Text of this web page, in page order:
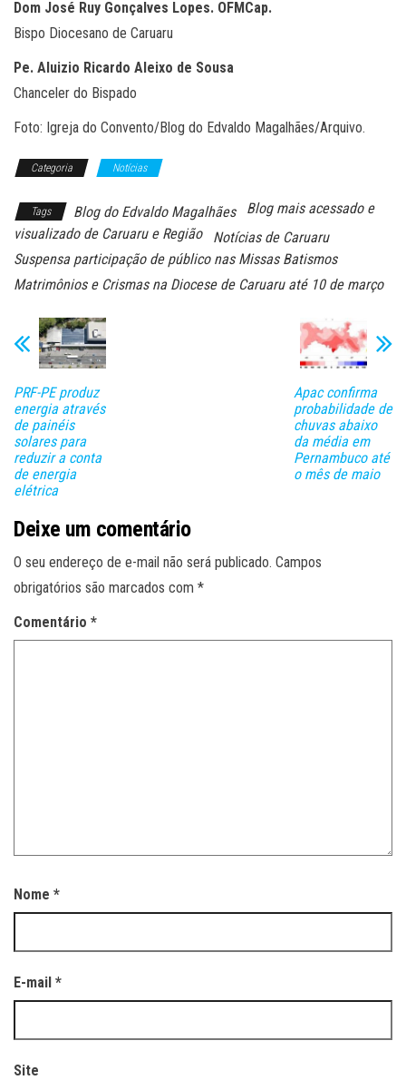
Dom José Ruy Gonçalves Lopes. OFMCap.
Bispo Diocesano de Caruaru
Pe. Aluizio Ricardo Aleixo de Sousa
Chanceler do Bispado
Foto: Igreja do Convento/Blog do Edvaldo Magalhães/Arquivo.
Categoria Notícias
Tags Blog do Edvaldo Magalhães
Blog mais acessado e
visualizado de Caruaru e Região
Notícias de Caruaru
Suspensa participação de público nas Missas Batismos
Matrimônios e Crismas na Diocese de Caruaru até 10 de março
PRF-PE produz
energia através
de painéis
solares para
reduzir a conta
de energia
elétrica
Apac confirma
probabilidade de
chuvas abaixo
da média em
Pernambuco até
o mês de maio
Deixe um comentário
O seu endereço de e-mail não será publicado. Campos
obrigatórios são marcados com *
Comentário *
Nome *
E-mail *
Site